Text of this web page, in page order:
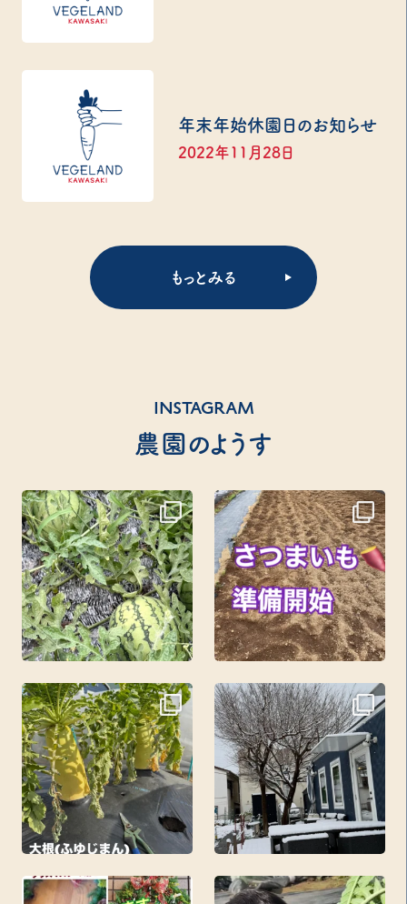
年末年始休園日のお知らせ
2022年11月28日
もっとみる
INSTAGRAM
農園のようす